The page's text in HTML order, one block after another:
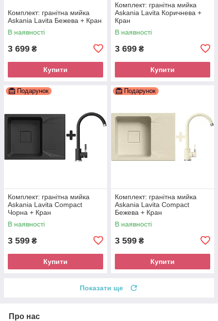
Комплект: гранітна мийка
Askania Lavita Бежева + Кран
В наявності
3 699 ₴
Купити
Комплект: гранітна мийка
Askania Lavita Коричнева +
Кран
В наявності
3 699 ₴
Купити
Подарунок
Комплект: гранітна мийка
Askania Lavita Compact
Чорна + Кран
В наявності
3 599 ₴
Купити
Подарунок
Комплект: гранітна мийка
Askania Lavita Compact
Бежева + Кран
В наявності
3 599 ₴
Купити
Показати ще
Про нас